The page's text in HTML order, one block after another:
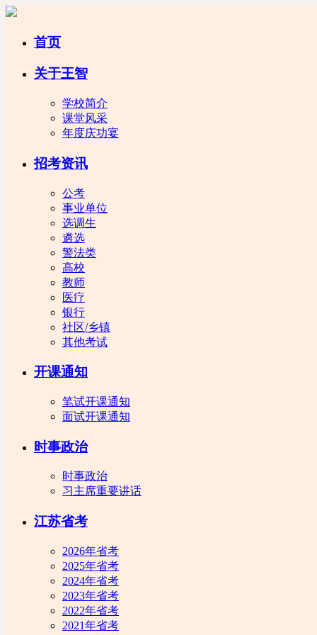
首页
关于王智
学校简介
课堂风采
年度庆功宴
招考资讯
公考
事业单位
选调生
遴选
警法类
高校
教师
医疗
银行
社区/乡镇
其他考试
开课通知
笔试开课通知
面试开课通知
时事政治
时事政治
习主席重要讲话
江苏省考
2026年省考
2025年省考
2024年省考
2023年省考
2022年省考
2021年省考